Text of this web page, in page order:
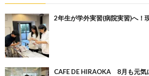
2年生が学外実習(病院実習)へ！
CAFE DE HIRAOKA 8月も元気